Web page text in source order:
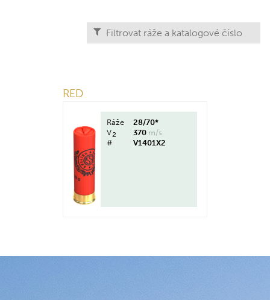
RED
Ráže
28/70*
V2 370 m/s
#
V1401X2